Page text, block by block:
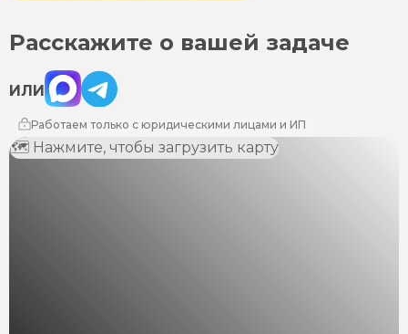
Расскажите о вашей задаче
ИЛИ
Max Telegram
Работаем только с юридическими лицами и ИП
🗺 Нажмите, чтобы загрузить карту